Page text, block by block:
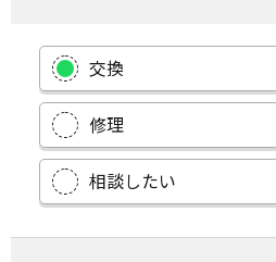
交換
修理
相談したい